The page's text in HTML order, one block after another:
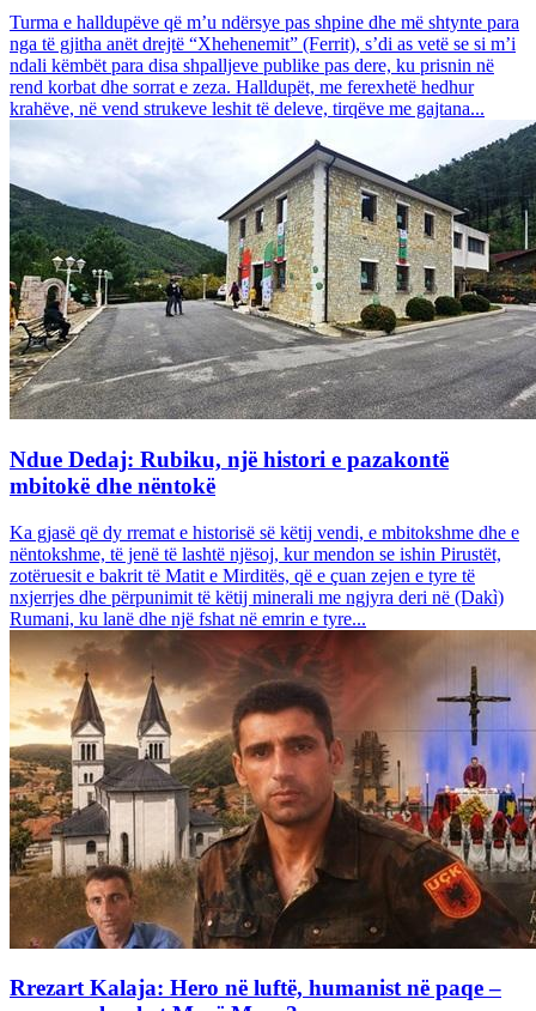
Turma e halldupëve që m’u ndërsye pas shpine dhe më shtynte para
nga të gjitha anët drejtë “Xhehenemit” (Ferrit), s’di as vetë se si m’i
ndali këmbët para disa shpalljeve publike pas dere, ku prisnin në
rend korbat dhe sorrat e zeza. Halldupët, me ferexhetë hedhur
krahëve, në vend strukeve leshit të deleve, tirqëve me gajtana...
Ndue Dedaj: Rubiku, një histori e pazakontë
mbitokë dhe nëntokë
Ka gjasë që dy rremat e historisë së këtij vendi, e mbitokshme dhe e
nëntokshme, të jenë të lashtë njësoj, kur mendon se ishin Pirustët,
zotëruesit e bakrit të Matit e Mirditës, që e çuan zejen e tyre të
nxjerrjes dhe përpunimit të këtij minerali me ngjyra deri në (Dakì)
Rumani, ku lanë dhe një fshat në emrin e tyre...
Rrezart Kalaja: Hero në luftë, humanist në paqe –